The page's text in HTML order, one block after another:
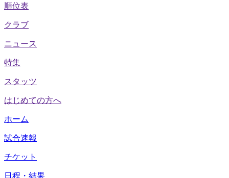
順位表
クラブ
ニュース
特集
スタッツ
はじめての方へ
ホーム
試合速報
チケット
日程・結果